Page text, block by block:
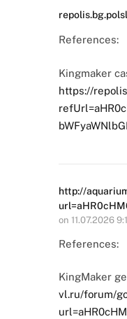
References:
Kingmaker
https://
http://
on 11.07.2026
References:
KingMaker
vl.ru/forum/